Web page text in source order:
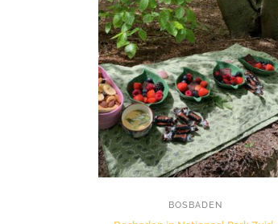
BOSBADEN